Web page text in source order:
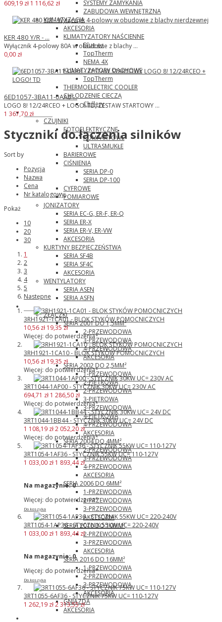
SYSTEMY ZAMYKANIA
ZABUDOWA WEWNĘTRZNA
KLIMATYZACJA
AKCESORIA
KLIMATYZATORY NAŚCIENNE
Blue e+
TopTherm
NEMA 4X
KLIMATYZATORY DACHOWE
TopTherm
THERMOELECTRIC COOLER
CHŁODZENIE CIECZĄ
Chillery
Panasonic
CZUJNIKI
FOTOELEKTRYCZNE
KOMPAKTOWE
ULTRASMUKŁE
BARIEROWE
CIŚNIENIA
SERIA DP-0
SERIA DP-100
CYFROWE
POMIAROWE
JONIZATORY
SERIA EC-G, ER-F, ER-Q
SERIA ER-X
SERIA ER-V, ER-VW
AKCESORIA
KURTYNY BEZPIECZEŃSTWA
SERIA SF4B
SERIA SF4C
AKCESORIA
WENTYLATORY
SERIA ASEN
SERIA ASFN
Wago
ZŁĄCZKI
SERIA 2001 DO 1,5MM²
2-PRZEWODOWA
3-PRZEWODOWA
4-PRZEWODOWA
AKCESORIA
SERIA 2002 DO 2,5MM²
1-PRZEWODOWA
2-PIĘTROWA
2-PRZEWODOWA
3-PIĘTROWA
3-PRZEWODOWA
4-PIĘTROWA
4-PRZEWODOWA
AKCESORIA
SERIA 2004 DO 4MM²
2-PRZEWODOWA
3-PRZEWODOWA
4-PRZEWODOWA
AKCESORIA
SERIA 2006 DO 6MM²
1-PRZEWODOWA
2-PRZEWODOWA
3-PRZEWODOWA
AKCESORIA
SERIA 2010 DO 10MM²
2-PRZEWODOWA
3-PRZEWODOWA
AKCESORIA
SERIA 2016 DO 16MM²
1-PRZEWODOWA
2-PRZEWODOWA
3-PRZEWODOWA
AKCESORIA
GNIAZDA
AKCESORIA
609,19 zł 1 116,62 zł
KER 480 Y/R - ...
Wyłącznik 4-polowy 80A w obudowie z blachy ...
0,00 zł
6ED1057-3BA11-0AA8 ...
LOGO 8! 12/24RCEO + LOGO! TD, ZESTAW STARTOWY ...
1 367,70 zł
Styczniki do łączenia silników
Sort by
Pozycja
Nazwa
Cena
Nr katalogowy:
Pokaż
10
20
30
1
2
3
4
5
Następne
3RH1921-1CA01 - BLOK STYKÓW POMOCNICZYCH
10,56 zł 19,35 zł
Więcej: do potwierdzenia*
3RH1921-1CA10 - BLOK STYKÓW POMOCNICZYCH
10,56 zł 19,35 zł
Więcej: do potwierdzenia*
3RT1044-1AP00 - STYCZNIK 30KW UC= 230V AC
694,71 zł 1 286,50 zł
Więcej: do potwierdzenia*
3RT1044-1BB44 - STYCZNIK 30KW UC= 24V DC
1 108,19 zł2 052,20 zł
Więcej: do potwierdzenia*
3RT1054-1AF36 - STYCZNIK 55KW UC= 110-127V
1 033,00 zł 1 893,44 zł
Na magazynie:0
Więcej: do potwierdzenia*
Do koszyka
3RT1054-1AP36 - STYCZNIK 55KW UC= 220-240V
1 033,00 zł 1 893,44 zł
Na magazynie:0
Więcej: do potwierdzenia*
Do koszyka
3RT1055-6AF36 - STYCZNIK 75KW UC= 110-127V
1 262,19 zł2 313,55 zł